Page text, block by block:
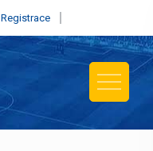
Registrace